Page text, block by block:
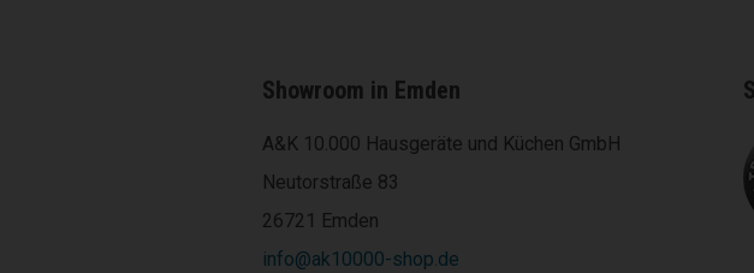
Showroom in Emden
A&K 10.000 Hausgeräte und Küchen GmbH
Neutorstraße 83
26721 Emden
info@ak10000-shop.de